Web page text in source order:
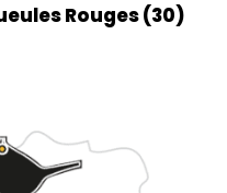
Rouges (30)